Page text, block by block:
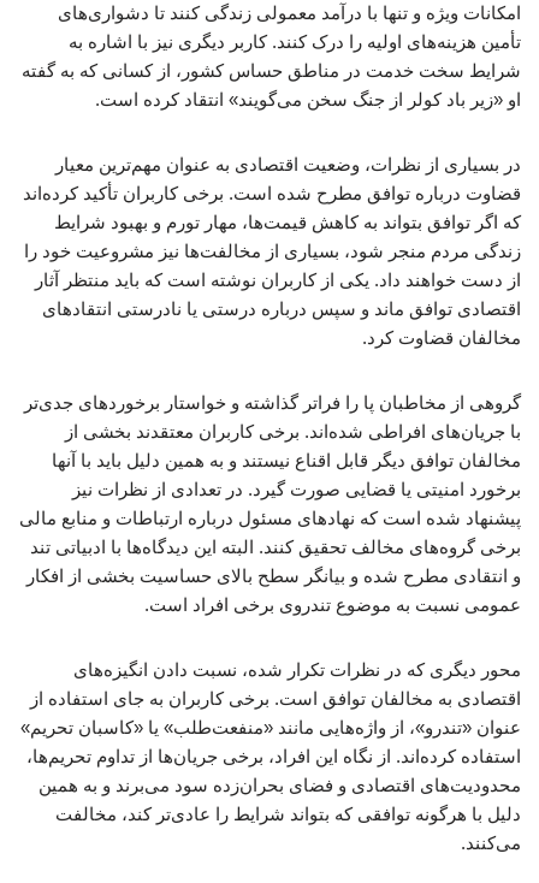
امکانات ویژه و تنها با درآمد معمولی زندگی کنند تا دشواری‌های
تأمین هزینه‌های اولیه را درک کنند. کاربر دیگری نیز با اشاره به
شرایط سخت خدمت در مناطق حساس کشور، از کسانی که به گفته
او «زیر باد کولر از جنگ سخن می‌گویند» انتقاد کرده است.
در بسیاری از نظرات، وضعیت اقتصادی به عنوان مهم‌ترین معیار
قضاوت درباره توافق مطرح شده است. برخی کاربران تأکید کرده‌اند
که اگر توافق بتواند به کاهش قیمت‌ها، مهار تورم و بهبود شرایط
زندگی مردم منجر شود، بسیاری از مخالفت‌ها نیز مشروعیت خود را
از دست خواهند داد. یکی از کاربران نوشته است که باید منتظر آثار
اقتصادی توافق ماند و سپس درباره درستی یا نادرستی انتقادهای
مخالفان قضاوت کرد.
گروهی از مخاطبان پا را فراتر گذاشته و خواستار برخوردهای جدی‌تر
با جریان‌های افراطی شده‌اند. برخی کاربران معتقدند بخشی از
مخالفان توافق دیگر قابل اقناع نیستند و به همین دلیل باید با آنها
برخورد امنیتی یا قضایی صورت گیرد. در تعدادی از نظرات نیز
پیشنهاد شده است که نهادهای مسئول درباره ارتباطات و منابع مالی
برخی گروه‌های مخالف تحقیق کنند. البته این دیدگاه‌ها با ادبیاتی تند
و انتقادی مطرح شده و بیانگر سطح بالای حساسیت بخشی از افکار
عمومی نسبت به موضوع تندروی برخی افراد است.
محور دیگری که در نظرات تکرار شده، نسبت دادن انگیزه‌های
اقتصادی به مخالفان توافق است. برخی کاربران به جای استفاده از
عنوان «تندرو»، از واژه‌هایی مانند «منفعت‌طلب» یا «کاسبان تحریم»
استفاده کرده‌اند. از نگاه این افراد، برخی جریان‌ها از تداوم تحریم‌ها،
محدودیت‌های اقتصادی و فضای بحران‌زده سود می‌برند و به همین
دلیل با هرگونه توافقی که بتواند شرایط را عادی‌تر کند، مخالفت
می‌کنند.